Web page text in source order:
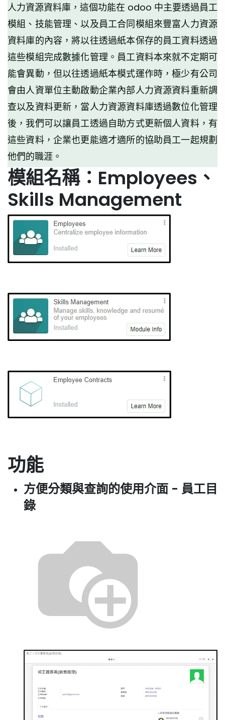
人力資源資料庫，這個功能在 odoo 中主要透過員工
模組、技能管理、以及員工合同模組來豐富人力資源
資料庫的內容，將以往透過紙本保存的員工資料透過
這些模組完成數據化管理。員工資料本來就不定期可
能會異動，但以往透過紙本模式運作時，極少有公司
會由人資單位主動啟動企業內部人力資源資料重新調
查以及資料更新，當人力資源資料庫透過數位化管理
後，我們可以讓員工透過自助方式更新個人資料，有
這些資料，企業也更能適才適所的協助員工一起規劃
他們的職涯。
模組名稱：Employees、
Skills Management
功能
方便分類與查詢的使用介面 - 員工目
錄